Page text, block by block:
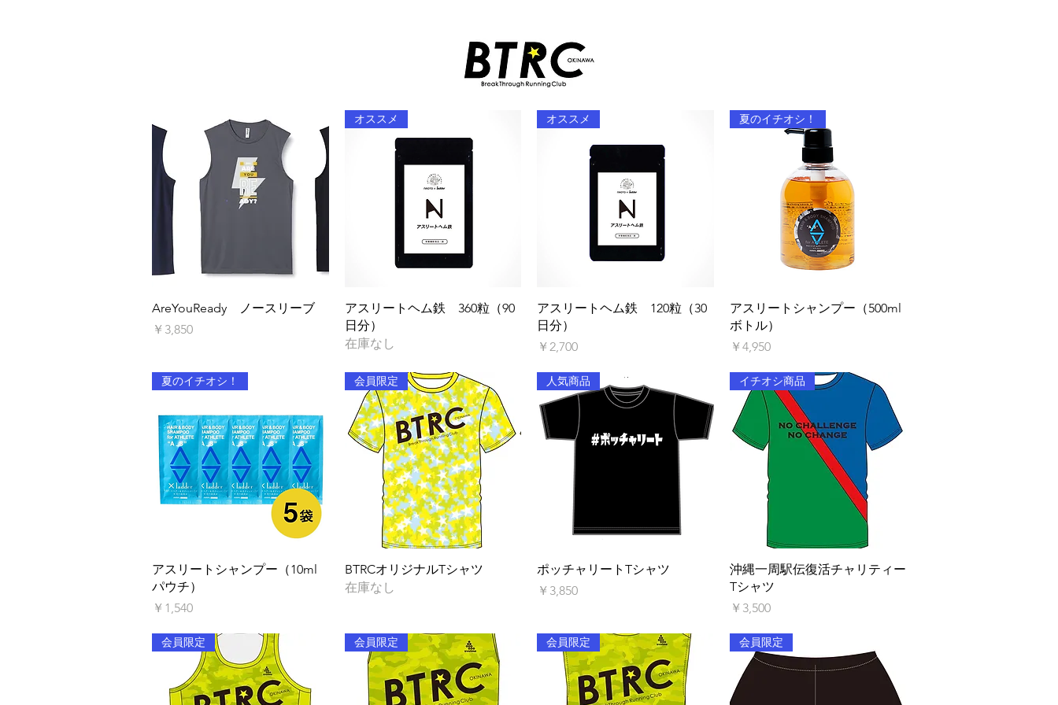
クイックビュー
AreYouReady ノースリーブ
価格
￥3,850
クイックビュー
オススメ
アスリートヘム鉄 360粒（90
日分）
在庫なし
クイックビュー
オススメ
アスリートヘム鉄 120粒（30
日分）
価格
￥2,700
クイックビュー
夏のイチオシ！
アスリートシャンプー（500ml
ボトル）
価格
￥4,950
クイックビュー
夏のイチオシ！
アスリートシャンプー（10ml
パウチ）
価格
￥1,540
クイックビュー
会員限定
BTRCオリジナルTシャツ
在庫なし
クイックビュー
人気商品
ポッチャリートTシャツ
価格
￥3,850
クイックビュー
イチオシ商品
沖縄一周駅伝復活チャリティー
Tシャツ
価格
￥3,500
会員限定 会員限定 会員限定 会員限定